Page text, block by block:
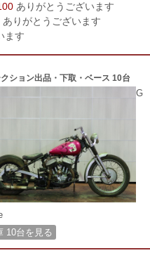
ありがとうございます
ありがとうございます
ます
ション出品・下取・ベース 10台
G
10台を見る